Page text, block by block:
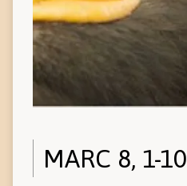
MARC 8, 1-10